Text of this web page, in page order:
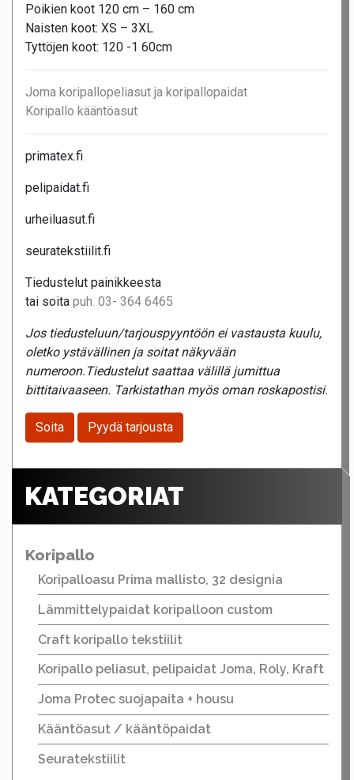
Poikien koot 120 cm – 160 cm
Naisten koot: XS – 3XL
Tyttöjen koot: 120 -1 60cm
Joma koripallopeliasut ja koripallopaidat
Koripallo kääntöasut
primatex.fi
pelipaidat.fi
urheiluasut.fi
seuratekstiilit.fi
Tiedustelut painikkeesta
tai soita puh. 03- 364 6465
Jos tiedusteluun/tarjouspyyntöön ei vastausta kuulu,
oletko ystävällinen ja soitat näkyvään
numeroon.Tiedustelut saattaa välillä jumittua
bittitaivaaseen. Tarkistathan myös oman roskapostisi.
Soita Pyydä tarjousta
KATEGORIAT
Koripallo
Koripalloasu Prima mallisto, 32 designia
Lämmittelypaidat koripalloon custom
Craft koripallo tekstiilit
Koripallo peliasut, pelipaidat Joma, Roly, Kraft
Joma Protec suojapaita + housu
Kääntöasut / kääntöpaidat
Seuratekstiilit